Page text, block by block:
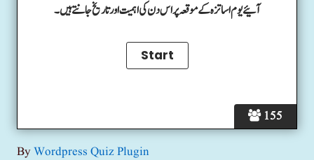
155
آئیے یوم اساتزہ کے موقعہ پر اس دن کی اہمیت اور تاریخ جانتے ہیں۔
ByWordpress Quiz Plugin